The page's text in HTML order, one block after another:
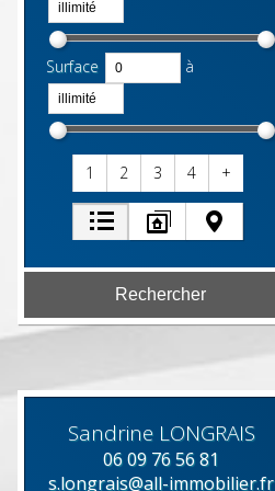
Surface à
1 2 3 4 +
Sandrine LONGRAIS
06 09 76 56 81
s.longrais@all-immobilier.fr